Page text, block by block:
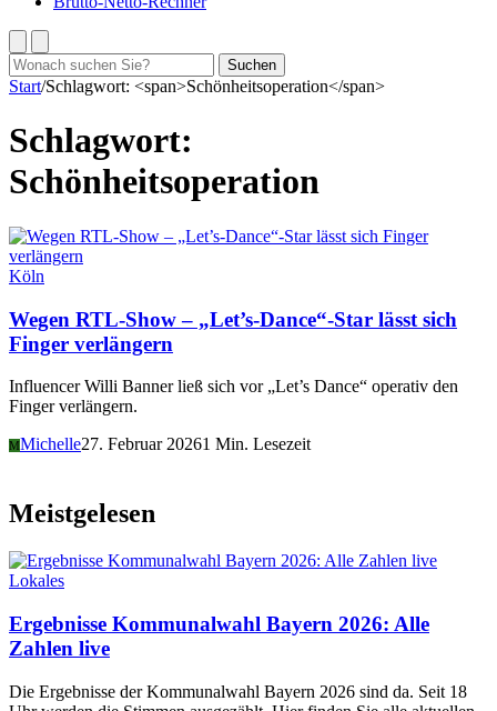
Suchen
nach:
Suchen
Start/Schlagwort: <span>Schönheitsoperation</span>
Schlagwort:
Schönheitsoperation
Köln
Wegen RTL-Show – „Let’s-Dance“-Star lässt sich
Finger verlängern
Influencer Willi Banner ließ sich vor „Let’s Dance“ operativ den
Finger verlängern.
MMichelle27. Februar 20261 Min. Lesezeit
Meistgelesen
Lokales
Ergebnisse Kommunalwahl Bayern 2026: Alle
Zahlen live
Die Ergebnisse der Kommunalwahl Bayern 2026 sind da. Seit 18